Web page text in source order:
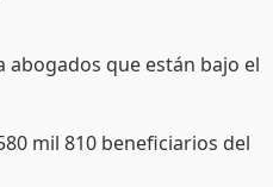
que están bajo el
mil 810 beneficiarios del